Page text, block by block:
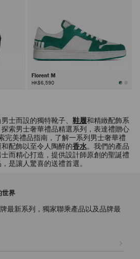
Florent M
HK$6,590
士而設的獨特靴子、 鞋履和精緻配飾系
索男士奢華禮品精選系列，表達禮贈心
完美禮品指南，了解一系列男士奢華禮
配飾以至令人陶醉的香水。我們的產品
而精心打造，提供設計師原創的聖誕禮
是讓人驚喜的送禮首選。
世界
最新系列，獨家聯乘產品以及品牌最